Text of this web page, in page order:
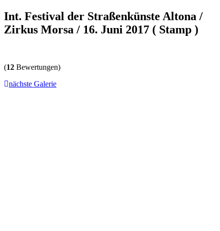
Int. Festival der Straßenkünste Altona /
Zirkus Morsa / 16. Juni 2017 ( Stamp )
(12 Bewertungen)
nächste Galerie